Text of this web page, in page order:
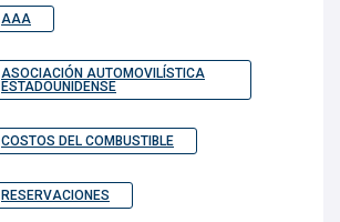
AAA
ASOCIACIÓN AUTOMOVILÍSTICA
ESTADOUNIDENSE
COSTOS DEL COMBUSTIBLE
RESERVACIONES